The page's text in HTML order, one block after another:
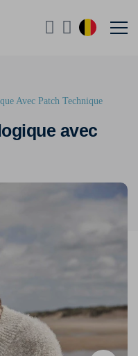
avec
Avec Patch Technique